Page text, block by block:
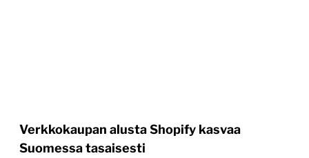
Verkkokaupan alusta Shopify kasvaa
Suomessa tasaisesti